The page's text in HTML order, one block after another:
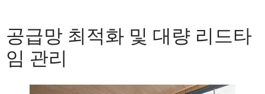
공급망 최적화 및 대량 리드타
임 관리